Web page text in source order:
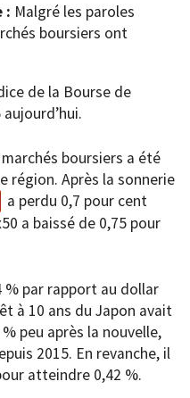
: Malgré les paroles
boursiers ont
de la Bourse de
boursiers a été
région. Après la sonnerie
a perdu 0,7 pour cent
a baissé de 0,75 pour
% par rapport au dollar
à 10 ans du Japon avait
peu après la nouvelle,
2015. En revanche, il
atteindre 0,42 %.